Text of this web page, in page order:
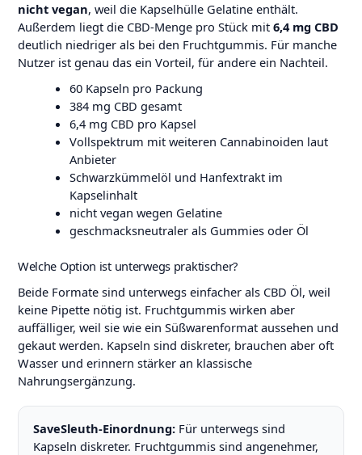
nicht vegan, weil die Kapselhülle Gelatine enthält.
Außerdem liegt die CBD-Menge pro Stück mit 6,4 mg CBD
deutlich niedriger als bei den Fruchtgummis. Für manche
Nutzer ist genau das ein Vorteil, für andere ein Nachteil.
60 Kapseln pro Packung
384 mg CBD gesamt
6,4 mg CBD pro Kapsel
Vollspektrum mit weiteren Cannabinoiden laut
Anbieter
Schwarzkümmelöl und Hanfextrakt im
Kapselinhalt
nicht vegan wegen Gelatine
geschmacksneutraler als Gummies oder Öl
Welche Option ist unterwegs praktischer?
Beide Formate sind unterwegs einfacher als CBD Öl, weil
keine Pipette nötig ist. Fruchtgummis wirken aber
auffälliger, weil sie wie ein Süßwarenformat aussehen und
gekaut werden. Kapseln sind diskreter, brauchen aber oft
Wasser und erinnern stärker an klassische
Nahrungsergänzung.
SaveSleuth-Einordnung:Für unterwegs sind
Kapseln diskreter. Fruchtgummis sind angenehmer,